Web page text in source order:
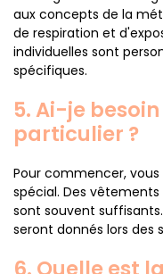
aux concepts de la
de respiration et
individuelles sont
spécifiques.
5. Ai-je
particulier ?
Pour commencer,
spécial. Des
sont souvent
seront donnés lors des